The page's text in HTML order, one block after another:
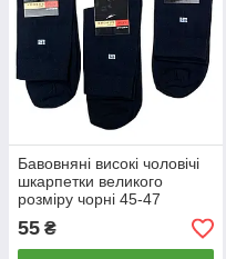
Бавовняні високі чоловічі
шкарпетки великого
розміру чорні 45-47
55 ₴